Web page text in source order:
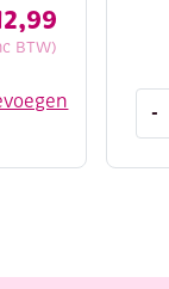
BTW)
-